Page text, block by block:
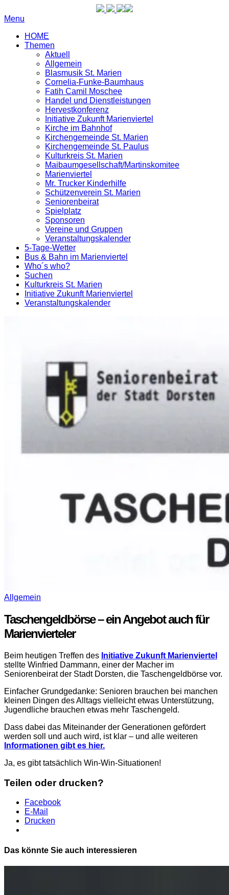
Menu
HOME
Themen
Aktuell
Allgemein
Blasmusik St. Marien
Cornelia-Funke-Baumhaus
Fatih Camil Moschee
Handel und Dienstleistungen
Hervestkonferenz
Initiative Zukunft Marienviertel
Kirche im Bahnhof
Kirchengemeinde St. Marien
Kirchengemeinde St. Paulus
Kulturkreis St. Marien
Maibaumgesellschaft/Martinskomitee
Marienviertel
Mr. Trucker Kinderhilfe
Schützenverein St. Marien
Seniorenbeirat
Spielplatz
Sponsoren
Vereine und Gruppen
Veranstaltungskalender
5-Tage-Wetter
Bus & Bahn im Marienviertel
Who´s who?
Suchen
Kulturkreis St. Marien
Initiative Zukunft Marienviertel
Veranstaltungskalender
Allgemein
Taschengeldbörse – ein Angebot auch für
Marienvierteler
Beim heutigen Treffen des Initiative Zukunft Marienviertel
stellte Winfried Dammann, einer der Macher im
Seniorenbeirat der Stadt Dorsten, die Taschengeldbörse vor.
Einfacher Grundgedanke: Senioren brauchen bei manchen
kleinen Dingen des Alltags vielleicht etwas Unterstützung,
Jugendliche brauchen etwas mehr Taschengeld.
Dass dabei das Miteinander der Generationen gefördert
werden soll und auch wird, ist klar – und alle weiteren
Informationen gibt es hier.
Ja, es gibt tatsächlich Win-Win-Situationen!
Teilen oder drucken?
Facebook
E-Mail
Drucken
Das könnte Sie auch interessieren